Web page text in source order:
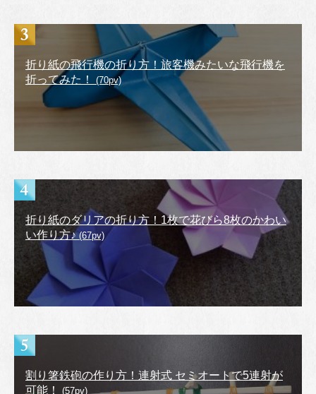
折り紙の飛行機の折り方！旅客機みたいな飛行機を
折ってみた！
(70pv)
折り紙のダリアの折り方！1枚で花びら8枚のかわい
い作り方♪(67pv)
割り箸鉄砲の作り方！連射式 セミオートで5連射が
可能！
(57pv)